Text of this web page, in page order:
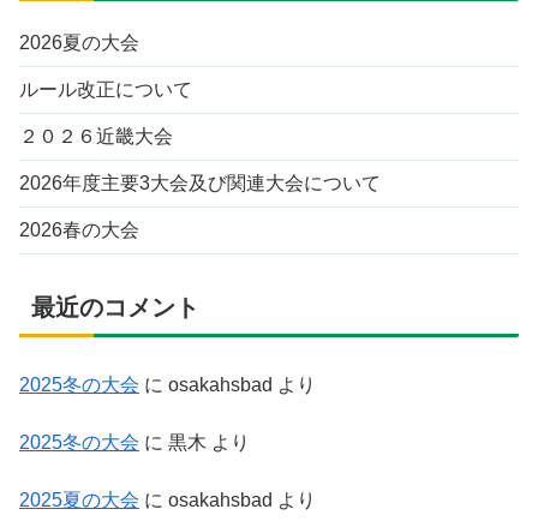
2026夏の大会
ルール改正について
２０２６近畿大会
2026年度主要3大会及び関連大会について
2026春の大会
最近のコメント
2025冬の大会 に osakahsbad より
2025冬の大会 に 黒木 より
2025夏の大会 に osakahsbad より